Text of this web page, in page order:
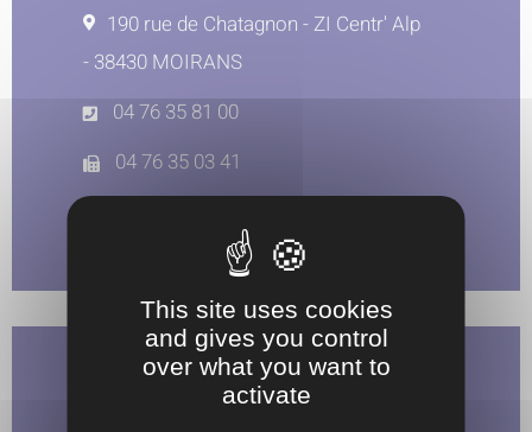
190 rue de Chatagnon - ZI Centr' Alp
- 38430 MOIRANS
04 76 35 81 00
04 76 35 03 41
This site uses cookies
and gives you control
over what you want to
activate